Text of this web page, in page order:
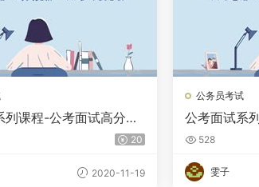
列课程-公考面试高分出
20
2020-11-19
公务员考试
公考面试系
杀实战技巧
528
雯子